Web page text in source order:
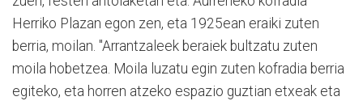
Herriko Plazan egon zen, eta 1925ean eraiki zuten
berria, moilan. "Arrantzaleek beraiek bultzatu zuten
moila hobetzea. Moila luzatu egin zuten kofradia berria
egiteko, eta horren atzeko espazio guztian etxeak eta